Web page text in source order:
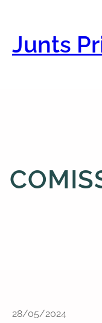
contingut
Junts
28/05/2024